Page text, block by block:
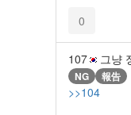
0
107 그냥
NG 報告
>>104